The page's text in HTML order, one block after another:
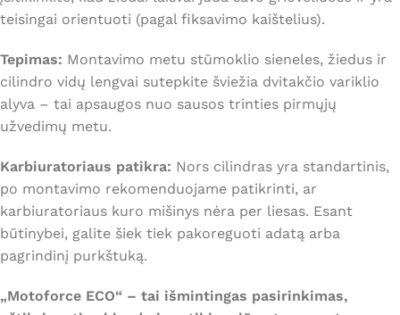
teisingai orientuoti (pagal fiksavimo kaištelius).
Tepimas: Montavimo metu stūmoklio sieneles, žiedus ir
cilindro vidų lengvai sutepkite šviežia dvitakčio variklio
alyva – tai apsaugos nuo sausos trinties pirmųjų
užvedimų metu.
Karbiuratoriaus patikra: Nors cilindras yra standartinis,
po montavimo rekomenduojame patikrinti, ar
karbiuratoriaus kuro mišinys nėra per liesas. Esant
būtinybei, galite šiek tiek pakoreguoti adatą arba
pagrindinį purkštuką.
„Motoforce ECO“ – tai išmintingas pasirinkimas,